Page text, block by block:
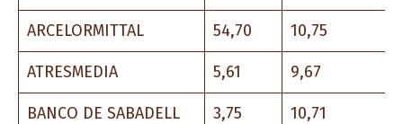
ARCELORMITTAL 54,70 10,75
ATRESMEDIA 5,61 9,67
BANCO DE SABADELL 3,75 10,71